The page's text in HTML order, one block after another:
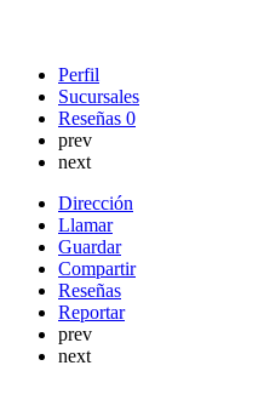
Perfil
Sucursales
Reseñas 0
prev
next
Dirección
Llamar
Guardar
Compartir
Reseñas
Reportar
prev
next